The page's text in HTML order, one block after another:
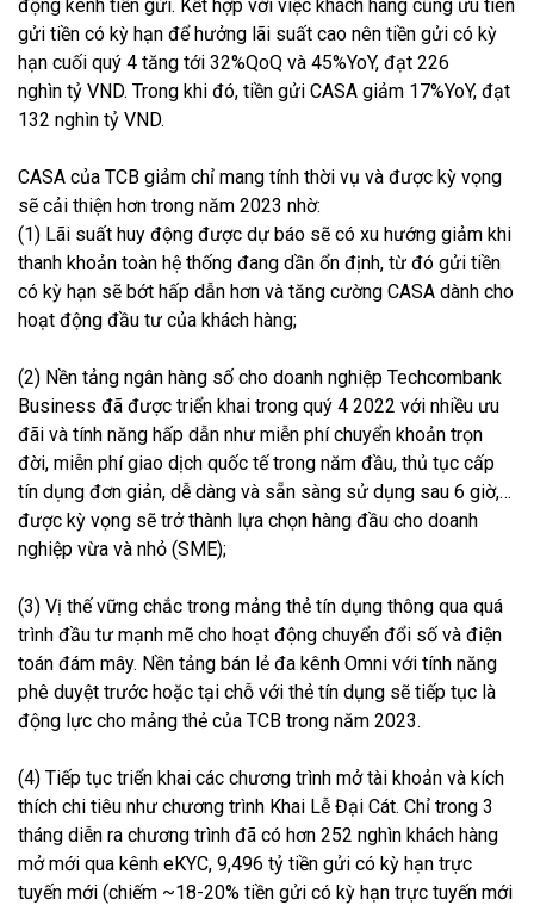
động kênh tiền gửi. Kết hợp với việc khách hàng cũng ưu tiên
gửi tiền có kỳ hạn để hưởng lãi suất cao nên tiền gửi có kỳ
hạn cuối quý 4 tăng tới 32%QoQ và 45%YoY, đạt 226
nghìn tỷ VND. Trong khi đó, tiền gửi CASA giảm 17%YoY, đạt
132 nghìn tỷ VND.
CASA của TCB giảm chỉ mang tính thời vụ và được kỳ vọng
sẽ cải thiện hơn trong năm 2023 nhờ:
(1) Lãi suất huy động được dự báo sẽ có xu hướng giảm khi
thanh khoản toàn hệ thống đang dần ổn định, từ đó gửi tiền
có kỳ hạn sẽ bớt hấp dẫn hơn và tăng cường CASA dành cho
hoạt động đầu tư của khách hàng;
(2) Nền tảng ngân hàng số cho doanh nghiệp Techcombank
Business đã được triển khai trong quý 4 2022 với nhiều ưu
đãi và tính năng hấp dẫn như miễn phí chuyển khoản trọn
đời, miễn phí giao dịch quốc tế trong năm đầu, thủ tục cấp
tín dụng đơn giản, dễ dàng và sẵn sàng sử dụng sau 6 giờ,…
được kỳ vọng sẽ trở thành lựa chọn hàng đầu cho doanh
nghiệp vừa và nhỏ (SME);
(3) Vị thế vững chắc trong mảng thẻ tín dụng thông qua quá
trình đầu tư mạnh mẽ cho hoạt động chuyển đổi số và điện
toán đám mây. Nền tảng bán lẻ đa kênh Omni với tính năng
phê duyệt trước hoặc tại chỗ với thẻ tín dụng sẽ tiếp tục là
động lực cho mảng thẻ của TCB trong năm 2023.
(4) Tiếp tục triển khai các chương trình mở tài khoản và kích
thích chi tiêu như chương trình Khai Lễ Đại Cát. Chỉ trong 3
tháng diễn ra chương trình đã có hơn 252 nghìn khách hàng
mở mới qua kênh eKYC, 9,496 tỷ tiền gửi có kỳ hạn trực
tuyến mới (chiếm ~18-20% tiền gửi có kỳ hạn trực tuyến mới